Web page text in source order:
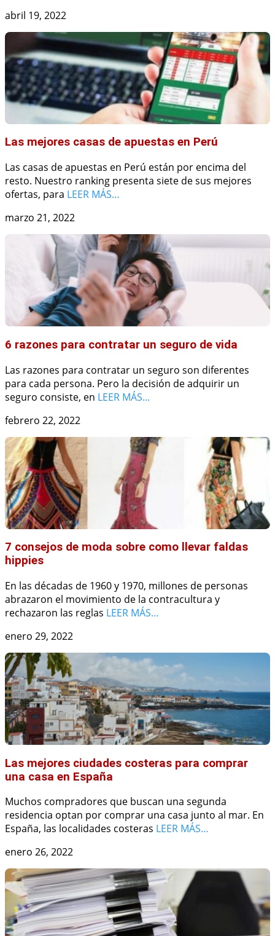
abril 19, 2022
Las mejores casas de apuestas en Perú
Las casas de apuestas en Perú están por encima del
resto. Nuestro ranking presenta siete de sus mejores
ofertas, para LEER MÁS…
marzo 21, 2022
6 razones para contratar un seguro de vida
Las razones para contratar un seguro son diferentes
para cada persona. Pero la decisión de adquirir un
seguro consiste, en LEER MÁS…
febrero 22, 2022
7 consejos de moda sobre como llevar faldas
hippies
En las décadas de 1960 y 1970, millones de personas
abrazaron el movimiento de la contracultura y
rechazaron las reglas LEER MÁS…
enero 29, 2022
Las mejores ciudades costeras para comprar
una casa en España
Muchos compradores que buscan una segunda
residencia optan por comprar una casa junto al mar. En
España, las localidades costeras LEER MÁS…
enero 26, 2022